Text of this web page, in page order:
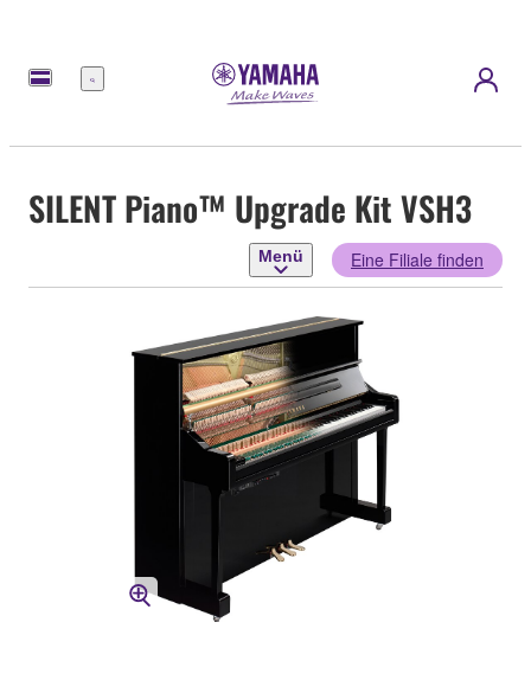
Menü
SILENT Piano™ Upgrade Kit VSH3
Menü Eine Filiale finden